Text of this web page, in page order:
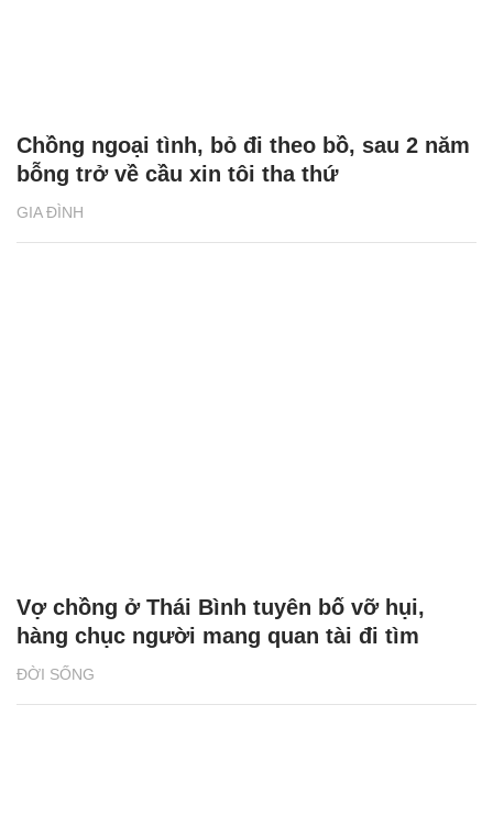
GIA ĐÌNH
Chồng ngoại tình, bỏ đi theo bồ, sau 2 năm
bỗng trở về cầu xin tôi tha thứ
ĐỜI SỐNG
Vợ chồng ở Thái Bình tuyên bố vỡ hụi,
hàng chục người mang quan tài đi tìm